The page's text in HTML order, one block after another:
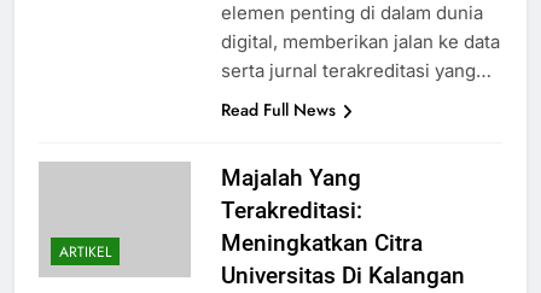
elemen penting di dalam dunia
digital, memberikan jalan ke data
serta jurnal terakreditasi yang…
Read Full News
ARTIKEL
Majalah Yang
Terakreditasi:
Meningkatkan Citra
Universitas Di Kalangan